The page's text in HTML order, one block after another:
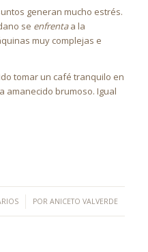
generan mucho estrés.
se enfrentaa la
muy complejas e
tomar un café tranquilo en
amanecido brumoso. Igual
POR ANICETO VALVERDE